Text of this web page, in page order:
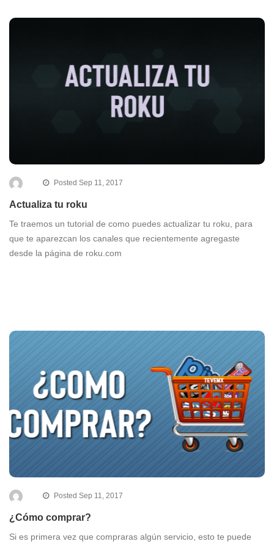
Posted Sep 11, 2017
Actualiza tu roku
Te traemos un tutorial de como puedes actualizar tu roku, para
que te aparezcan los canales que recientemente agregaste
desde la página de roku.com
Posted Sep 11, 2017
¿Cómo comprar?
Si es primera vez que compraras algún servicio, esto te puede